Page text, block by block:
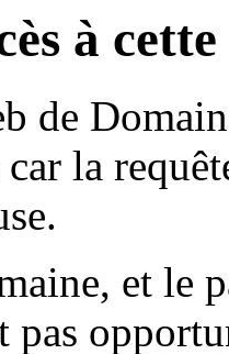
à
de
la
et le
pas